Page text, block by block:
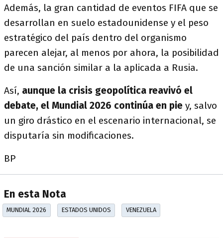
Además, la gran cantidad de eventos FIFA que se
desarrollan en suelo estadounidense y el peso
estratégico del país dentro del organismo
parecen alejar, al menos por ahora, la posibilidad
de una sanción similar a la aplicada a Rusia.
Así, aunque la crisis geopolítica reavivó el
debate, el Mundial 2026 continúa en pie y, salvo
un giro drástico en el escenario internacional, se
disputaría sin modificaciones.
BP
En esta Nota
MUNDIAL 2026 ESTADOS UNIDOS VENEZUELA